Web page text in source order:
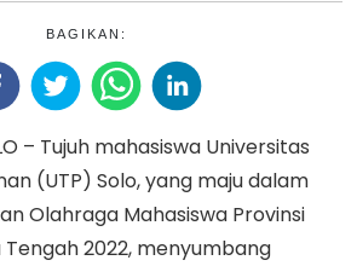
BAGIKAN:
– Tujuh mahasiswa Universitas
(UTP) Solo, yang maju dalam
Olahraga Mahasiswa Provinsi
Tengah 2022, menyumbang